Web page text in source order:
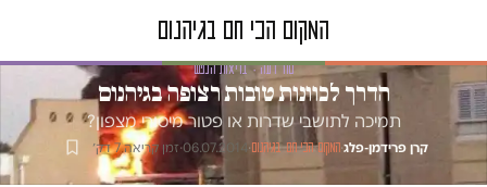
טור דעה · בריאות הנפש
הדרך לכוונות טובות רצופה בגיהנום
תמיכה לתושבי שדרות או פטור מיסורי מצפון?
קרן פרידמן-פלג·המקום הכי חם בגיהנום·
06.07.2014
·זמן קריאה 7 דק׳